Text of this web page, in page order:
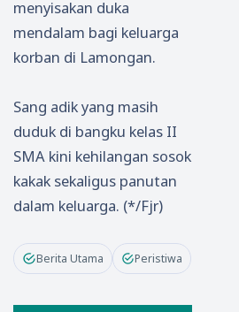
menyisakan duka
mendalam bagi keluarga
korban di Lamongan.
Sang adik yang masih
duduk di bangku kelas II
SMA kini kehilangan sosok
kakak sekaligus panutan
dalam keluarga. (*/Fjr)
Berita Utama Peristiwa